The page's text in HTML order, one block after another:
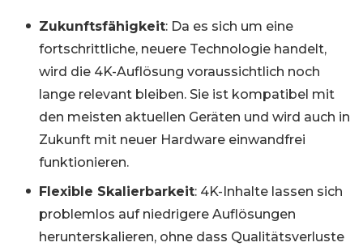
Zukunftsfähigkeit: Da es sich um eine
fortschrittliche, neuere Technologie handelt,
wird die 4K-Auflösung voraussichtlich noch
lange relevant bleiben. Sie ist kompatibel mit
den meisten aktuellen Geräten und wird auch in
Zukunft mit neuer Hardware einwandfrei
funktionieren.
Flexible Skalierbarkeit: 4K-Inhalte lassen sich
problemlos auf niedrigere Auflösungen
herunterskalieren, ohne dass Qualitätsverluste